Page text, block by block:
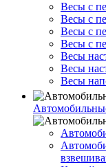
Весы с
Весы с
Весы с
Весы с
Весы
Весы
Весы